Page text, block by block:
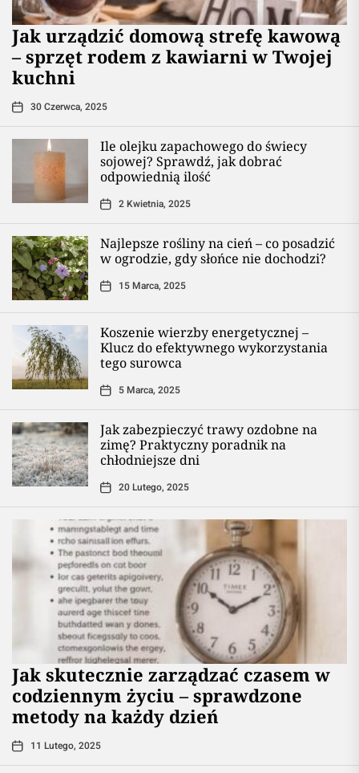
​Jak urządzić domową strefę kawową
– sprzęt rodem z kawiarni w Twojej
kuchni
30 Czerwca, 2025
Ile olejku zapachowego do świecy
sojowej? Sprawdź, jak dobrać
odpowiednią ilość
2 Kwietnia, 2025
Najlepsze rośliny na cień – co posadzić
w ogrodzie, gdy słońce nie dochodzi?
15 Marca, 2025
Koszenie wierzby energetycznej –
Klucz do efektywnego wykorzystania
tego surowca
5 Marca, 2025
Jak zabezpieczyć trawy ozdobne na
zimę? Praktyczny poradnik na
chłodniejsze dni
20 Lutego, 2025
Jak skutecznie zarządzać czasem w
codziennym życiu – sprawdzone
metody na każdy dzień
11 Lutego, 2025